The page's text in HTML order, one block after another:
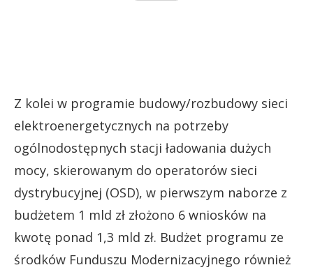
Z kolei w programie budowy/rozbudowy sieci
elektroenergetycznych na potrzeby
ogólnodostępnych stacji ładowania dużych
mocy, skierowanym do operatorów sieci
dystrybucyjnej (OSD), w pierwszym naborze z
budżetem 1 mld zł złożono 6 wniosków na
kwotę ponad 1,3 mld zł. Budżet programu ze
środków Funduszu Modernizacyjnego również